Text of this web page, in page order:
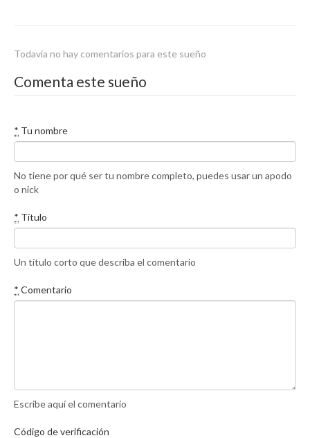
Todavía no hay comentarios para este sueño
Comenta este sueño
* Tu nombre
No tiene por qué ser tu nombre completo, puedes usar un apodo
o nick
* Título
Un título corto que describa el comentario
* Comentario
Escribe aquí el comentario
Código de verificación